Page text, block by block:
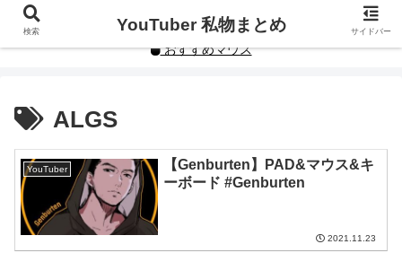
YouTuberや人気インフルエンサーの私物まとめです。
おすすめマウス
ALGS
YouTuber
【Genburten】PAD&マウス&キ
ーボード #Genburten
2021.11.23
検索 YouTuber 私物まとめ サイドバー